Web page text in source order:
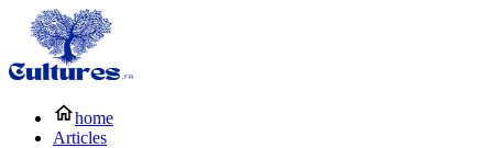
home
Articles